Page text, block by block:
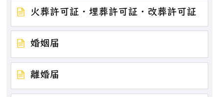
火葬許可証・埋葬許可証・改葬許可証
婚姻届
離婚届